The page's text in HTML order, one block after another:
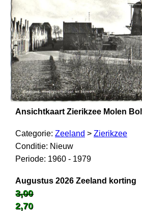
Ansichtkaart Zierikzee Molen
Categorie: Zeeland > Zierikzee
Conditie: Nieuw
Periode: 1960 - 1979
Augustus 2026 Zeeland korting
3,00
2,70